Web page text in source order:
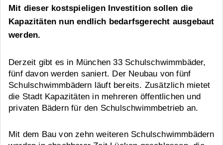
Mit dieser kostspieligen Investition sollen die
Kapazitäten nun endlich bedarfsgerecht ausgebaut
werden.
Derzeit gibt es in München 33 Schulschwimmbäder,
fünf davon werden saniert. Der Neubau von fünf
Schulschwimmbädern läuft bereits. Zusätzlich mietet
die Stadt Kapazitäten in mehreren öffentlichen und
privaten Bädern für den Schulschwimmbetrieb an.
Mit dem Bau von zehn weiteren Schulschwimmbädern